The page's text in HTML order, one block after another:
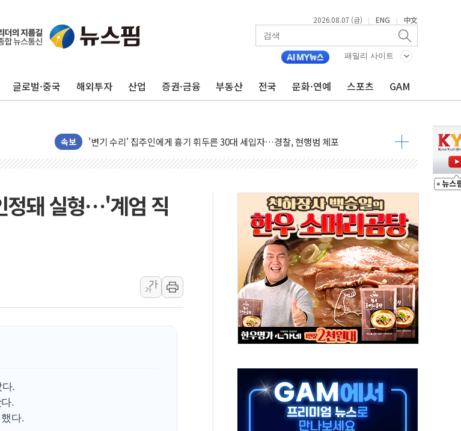
2026.08.07 (금) | ENG | 中文
패밀리 사이트
글로벌·중국 해외투자 산업 증권·금융 부동산 전국 문화·연예 스포츠 GAM
속보
태국 학교서 중학생 총기 난사...최소 7명 사망
40.2도 찍은 서울 등 폭염중대경보 해제…누적 온열질환자 2872명
신세계사이먼 '대구 프리미엄 아울렛' 건립 '본궤도'
워트, 상반기 영업이익 30억원
프롬바이오, 10일 거래 재개…"재무구조 개편"
아바코, 2분기 매출 120억원
랩지노믹스 "디엑솜과 美 암 진단 분야 독점 라이선스 계약"
보로노이, 폐암 치료제 'VRN11' 캐나다 IND 신청
푸본현대생명, 육군 3군단과 군 장병 금융교육·전역 지원 협약
교보생명, '교보K-맞춤건강보험' 6개월 배타적사용권 획득
벼랑 끝 선 '동전주' 무더기 상폐 위기…관리종목 우려 지정예고 총 63개
1순위보다 낮은 특별공급 경쟁률… 실수요자 관심
컴투스 '제우스: 오만의 신' 26일 출시, 유저의 캐릭터가 AI로 플레이한다
네이버 클립, 시청 만으로 혜택 얻는 피드코인 이벤트 진행
정돼 실형…'계엄 직
가
가
.
.
다.